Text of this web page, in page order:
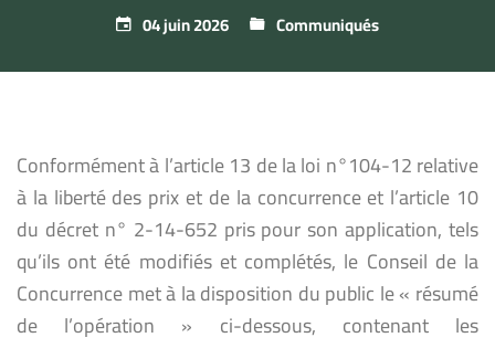
04 juin 2026 Communiqués
Conformément à l’article 13 de la loi n°104-12 relative
à la liberté des prix et de la concurrence et l’article 10
du décret n° 2-14-652 pris pour son application, tels
qu’ils ont été modifiés et complétés, le Conseil de la
Concurrence met à la disposition du public le « résumé
de l’opération » ci-dessous, contenant les